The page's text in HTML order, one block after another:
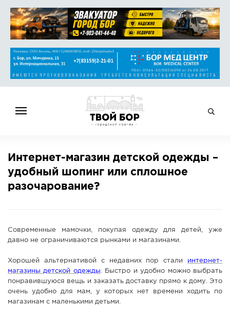
НОВОСТИ
СПРАВОЧНИК
ОБЪЯВЛЕНИЯ
СПРАВКА
КАМЕРЫ
КОНКУРСЫ
СТАТЬИ
Интернет-магазин детской одежды –
удобный шопинг или сплошное
разочарование?
Современные мамочки, покупая одежду для детей, уже
давно не ограничиваются рынками и магазинами.
Хорошей альтернативой с недавних пор стали интернет-
магазины детской одежды. Быстро и удобно можно выбрать
понравившуюся вещь и заказать доставку прямо к дому. Это
очень удобно для мам, у которых нет времени ходить по
магазинам с маленькими детьми.